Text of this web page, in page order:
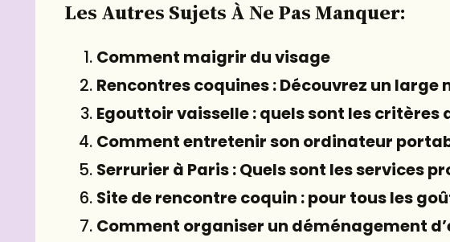
Les Autres Sujets À Ne Pas Manquer:
Comment maigrir du visage
Rencontres coquines : Découvrez un large
Egouttoir vaisselle : quels sont les
Comment entretenir son ordinateur
Serrurier à Paris : Quels sont les services
Site de rencontre coquin : pour tous les
Comment organiser un déménagement